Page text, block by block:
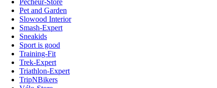
Pet and Garden
Slowood Interior
Smash-Expert
Sneakids
Sport is good
Training-Fit
Trek-Expert
Triathlon-Expert
TripNBikers